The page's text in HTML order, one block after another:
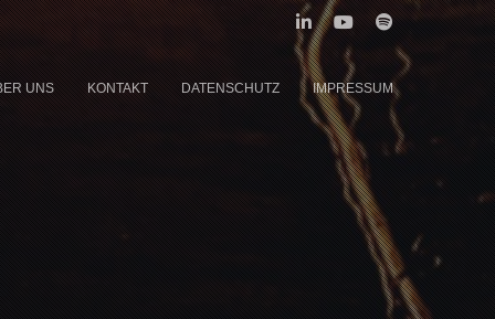
UNS KONTAKT DATENSCHUTZ IMPRESSUM